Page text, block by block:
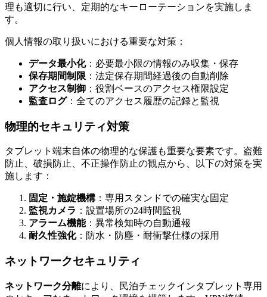
理も適切に行い、定期的なキーローテーションを実施しま
す。
個人情報の取り扱いにおける重要な対策：
データ最小化：必要最小限の情報のみ収集・保存
保存期間制限 ：法定保存期間経過後の自動削除
アクセス制御 ：役割ベースのアクセス権限設定
監査ログ：全てのアクセス履歴の記録と監視
物理的セキュリティ対策
タブレット端末自体の物理的な保護も重要な要素です。盗難
防止、破損防止、不正操作防止の観点から、以下の対策を実
施します：
固定・施錠機構：専用スタンドでの確実な固定
監視カメラ ：設置場所の24時間監視
アラーム機能：異常検知時の自動通報
耐久性強化：防水・防塵・耐衝撃仕様の採用
ネットワークセキュリティ
ネットワーク分離により、民泊チェックインタブレット専用